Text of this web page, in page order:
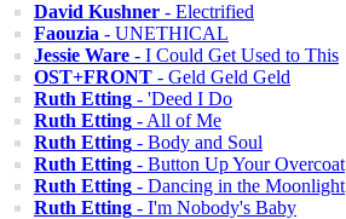
David Kushner - Electrified
Faouzia - UNETHICAL
Jessie Ware - I Could Get Used to This
OST+FRONT - Geld Geld Geld
Ruth Etting - 'Deed I Do
Ruth Etting - All of Me
Ruth Etting - Body and Soul
Ruth Etting - Button Up Your Overcoat
Ruth Etting - Dancing in the Moonlight
Ruth Etting - I'm Nobody's Baby